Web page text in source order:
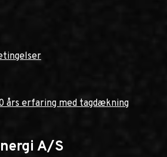
års erfaring med tagdækning
A/S